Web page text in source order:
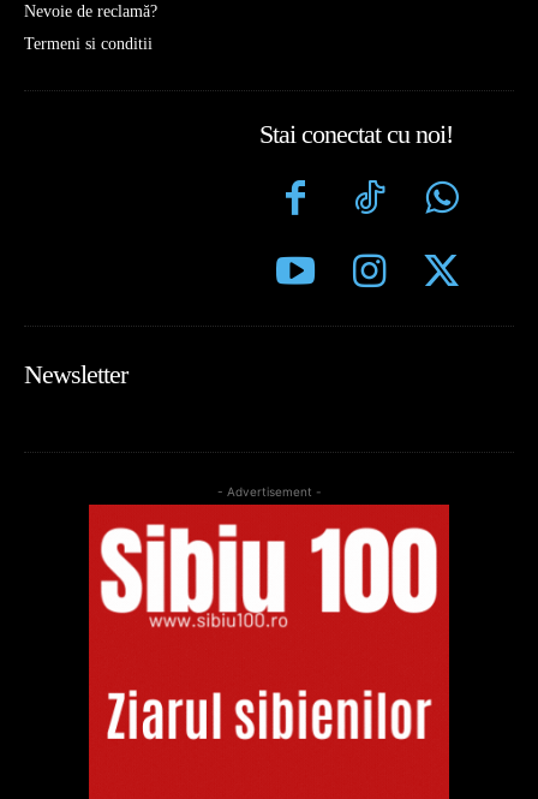
Nevoie de reclamă?
Termeni si conditii
Stai conectat cu noi!
Newsletter
- Advertisement -